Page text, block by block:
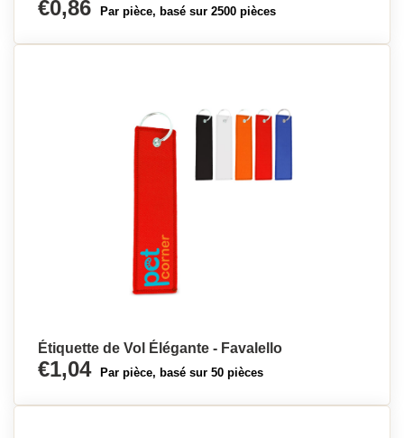
€0,86 Par pièce, basé sur 2500 pièces
Étiquette de Vol Élégante - Favalello
€1,04 Par pièce, basé sur 50 pièces